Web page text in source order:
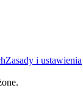
Zasady i ustawienia